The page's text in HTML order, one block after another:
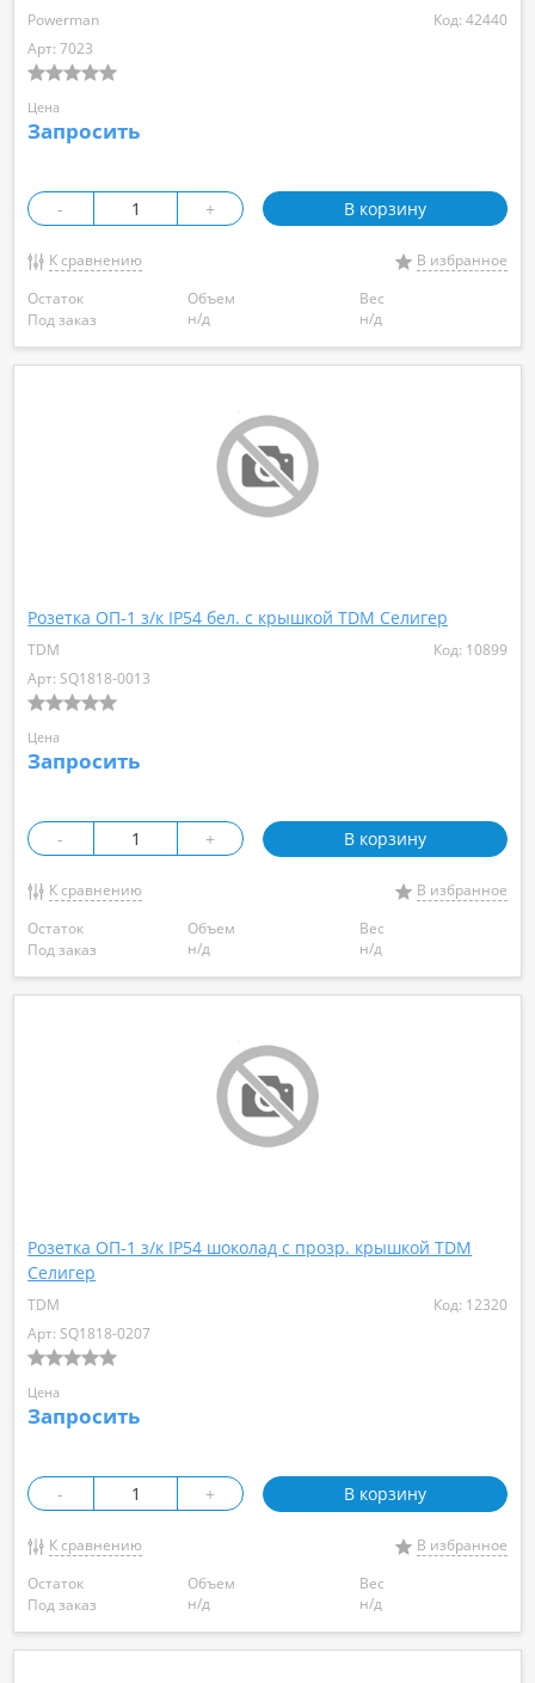
Powerman
Код: 42440
Арт: 7023
Цена
Запросить
- + В корзину
К сравнению
В избранное
Остаток
Под заказ
Объем
н/д
Вес
н/д
Розетка ОП-1 з/к IP54 бел. с крышкой TDM Селигер
TDM
Код: 10899
Арт: SQ1818-0013
Цена
Запросить
- + В корзину
К сравнению
В избранное
Остаток
Под заказ
Объем
н/д
Вес
н/д
Розетка ОП-1 з/к IP54 шоколад с прозр. крышкой TDM
Селигер
TDM
Код: 12320
Арт: SQ1818-0207
Цена
Запросить
- + В корзину
К сравнению
В избранное
Остаток
Под заказ
Объем
н/д
Вес
н/д